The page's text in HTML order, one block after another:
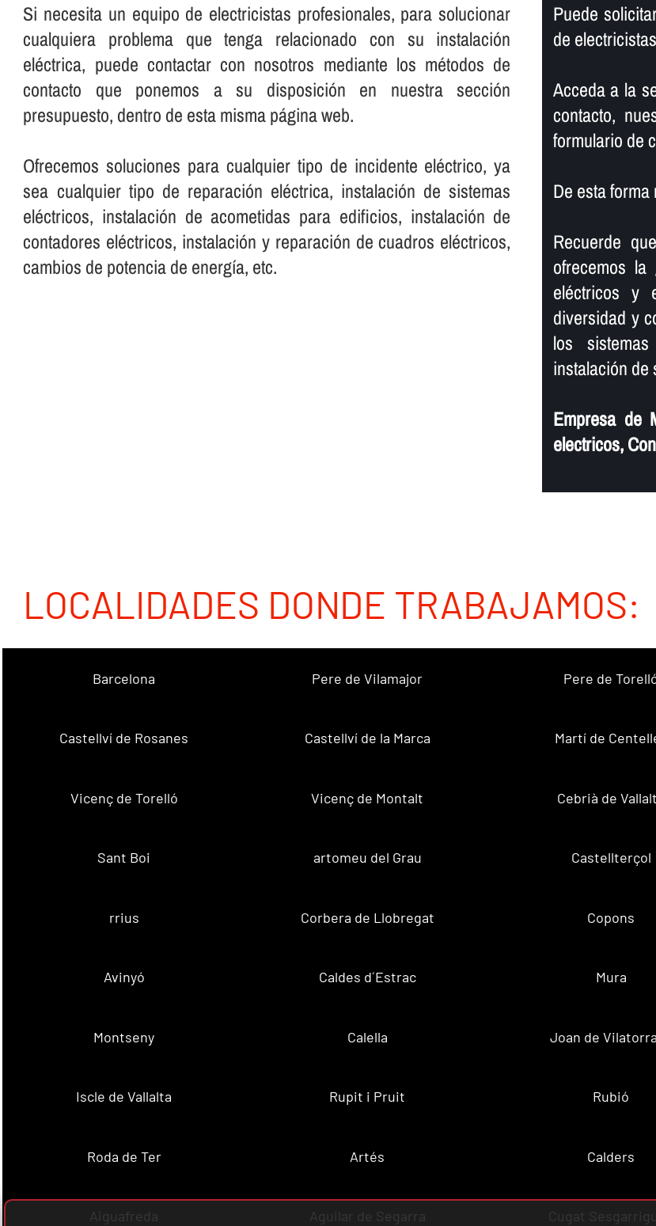
Si necesita un equipo de electricistas profesionales, para solucionar
cualquiera problema que tenga relacionado con su instalación
eléctrica, puede contactar con nosotros mediante los métodos de
contacto que ponemos a su disposición en nuestra sección
presupuesto, dentro de esta misma página web.
Ofrecemos soluciones para cualquier tipo de incidente eléctrico, ya
sea cualquier tipo de reparación eléctrica, instalación de sistemas
eléctricos, instalación de acometidas para edificios, instalación de
contadores eléctricos, instalación y reparación de cuadros eléctricos,
cambios de potencia de energí­a, etc.
Puede
de
Acceda a la
contacto,
formulario de
De esta
Recuerde
ofrecemos
eléctricos y
diversidad y
los
instalación de
Empresa de
electricos,
LOCALIDADES DONDE TRABAJAMOS:
Barcelona Pere de Vilamajor Pere de
Castellví de Rosanes Castellví de la Marca Martí de
Vicenç de Torelló Vicenç de Montalt Cebrià de
Sant Boi artomeu del Grau Castellterçol
rrius Corbera de Llobregat Copons
Avinyó Caldes d´Estrac Mura
Montseny Calella Joan de
Iscle de Vallalta Rupit i Pruit Rubió
Roda de Ter Artés Calders
Aiguafreda Aguilar de Segarra Cugat